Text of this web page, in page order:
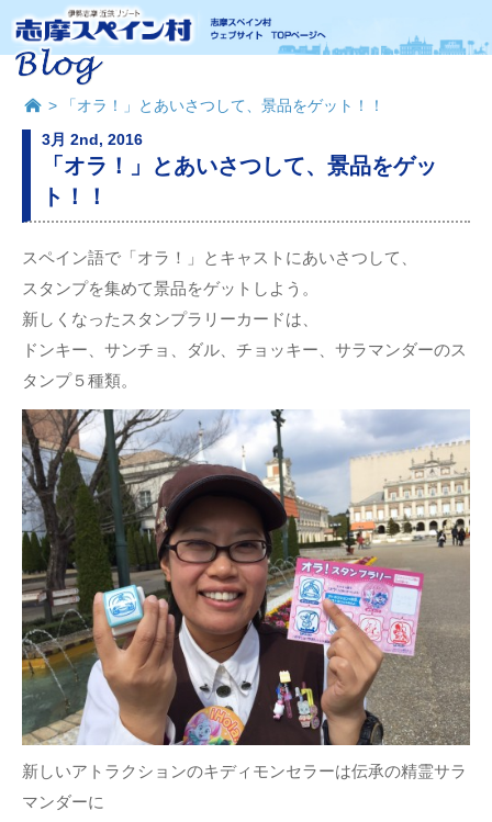
> 「オラ！」とあいさつして、景品をゲット！！
3月 2nd, 2016
「オラ！」とあいさつして、景品をゲッ
ト！！
スペイン語で「オラ！」とキャストにあいさつして、
スタンプを集めて景品をゲットしよう。
新しくなったスタンプラリーカードは、
ドンキー、サンチョ、ダル、チョッキー、サラマンダーのス
タンプ５種類。
新しいアトラクションのキディモンセラーは伝承の精霊サラ
マンダーに